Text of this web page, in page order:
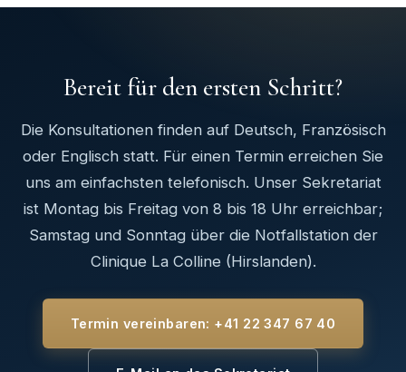
Bereit für den ersten Schritt?
Die Konsultationen finden auf Deutsch, Französisch
oder Englisch statt. Für einen Termin erreichen Sie
uns am einfachsten telefonisch. Unser Sekretariat
ist Montag bis Freitag von 8 bis 18 Uhr erreichbar;
Samstag und Sonntag über die Notfallstation der
Clinique La Colline (Hirslanden).
Termin vereinbaren: +41 22 347 67 40